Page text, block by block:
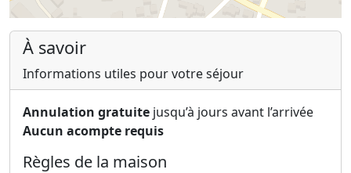
À savoir
Informations utiles pour votre séjour
Annulation gratuite jusqu’à jours avant l’arrivée
Aucun acompte requis
Règles de la maison